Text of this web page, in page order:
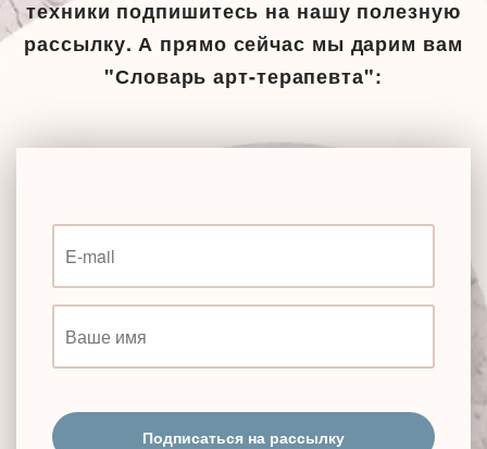
техники подпишитесь на нашу полезную
рассылку. А прямо сейчас мы дарим вам
"Словарь арт-терапевта":
Подписаться на рассылку